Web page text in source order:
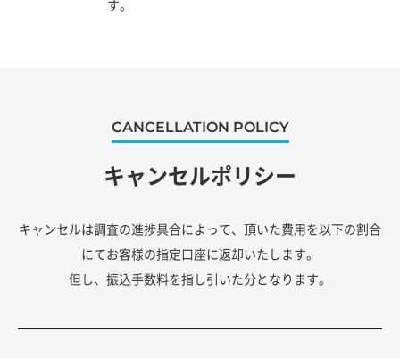
す。
CANCELLATION POLICY
キャンセルポリシー
キャンセルは調査の進捗具合によって、頂いた費用を以下の割合
にてお客様の指定口座に返却いたします。
但し、振込手数料を指し引いた分となります。